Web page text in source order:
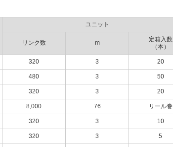
ユニット
リンク数 m
定箱入数
（本）
320 3 20
480 3 50
320 3
20
8,000
76 リール巻
320 3 10
320 3 5